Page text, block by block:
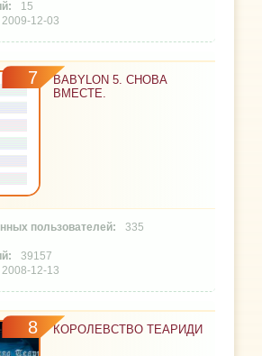
15
2009-12-03
7
BABYLON 5. СНОВА
ВМЕСТЕ.
335
39157
2008-12-13
8 КОРОЛЕВСТВО ТЕАРИДИ